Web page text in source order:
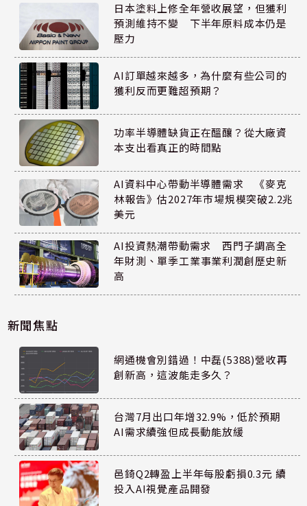
日本塗料上修全年營收展望，但獲利
預測維持不變 下半年原料成本仍是
壓力
AI訂單越來越多，為什麼有些公司的
獲利反而更難超預期？
功率半導體缺貨正在醞釀？從大廠資
本支出看真正的時間點
AI資料中心帶動半導體需求 《麥克
林報告》估2027年市場規模突破2.2兆
美元
AI投資熱潮帶動需求 西門子調高全
年財測、單季工業事業利潤創歷史新
高
新聞焦點
網通機會別錯過！中磊(5388)營收再
創新高，這波能走多久？
台灣7月出口年增32.9%，低於預期
AI需求續強但成長動能放緩
邑錡Q2轉盈上半年每股虧損0.3元 續
投入AI視覺產品開發